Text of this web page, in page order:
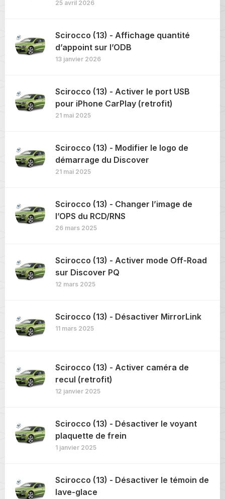
25 avril 2026
Scirocco (13) - Affichage quantité
d’appoint sur l’ODB
13 janvier 2026
Scirocco (13) - Activer le port USB
pour iPhone CarPlay (retrofit)
21 mai 2025
Scirocco (13) - Modifier le logo de
démarrage du Discover
21 mai 2025
Scirocco (13) - Changer l’image de
l’OPS du RCD/RNS
26 mars 2025
Scirocco (13) - Activer mode Off-Road
sur Discover PQ
12 mars 2025
Scirocco (13) - Désactiver MirrorLink
11 mars 2025
Scirocco (13) - Activer caméra de
recul (retrofit)
12 janvier 2025
Scirocco (13) - Désactiver le voyant
plaquette de frein
1 janvier 2025
Scirocco (13) - Désactiver le témoin de
lave-glace